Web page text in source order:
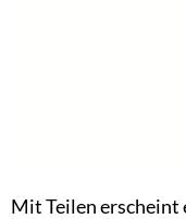
Mit Teilen